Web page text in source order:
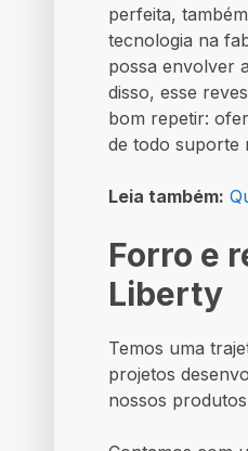
perfeita,
tecnologia na
possa envolver
disso, esse
bom repetir:
de todo suporte
Leia também:
Forro e
Liberty
Temos uma
projetos
nossos